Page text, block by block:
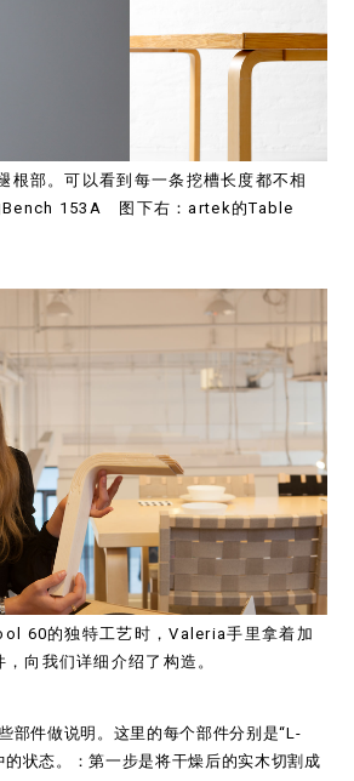
根部。可以看到每一条挖槽长度都不相
Bench 153A 图下右：artek的Table
60的独特工艺时，Valeria手里拿着加
向我们详细介绍了构造。
部件做说明。这里的每个部件分别是“L-
的状态。：第一步是将干燥后的实木切割成